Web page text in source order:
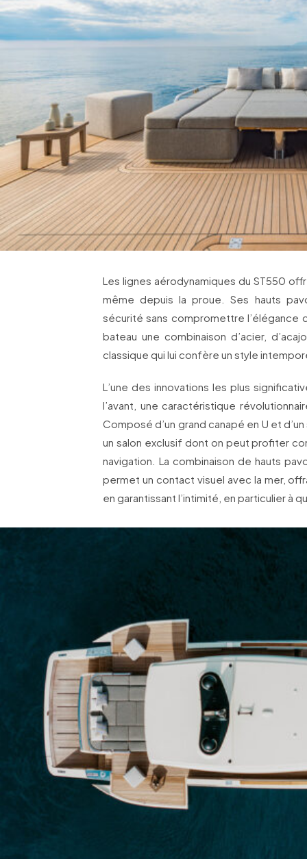
Les lignes aérodynamiques du ST550
même depuis la proue. Ses hauts
sécurité sans compromettre l’élégance
bateau une combinaison d’acier,
classique qui lui confère un style
L’une des innovations les plus
l’avant, une caractéristique
Composé d’un grand canapé en U et
un salon exclusif dont on peut profiter
navigation. La combinaison de hauts
permet un contact visuel avec la mer,
en garantissant l’intimité, en particulier à